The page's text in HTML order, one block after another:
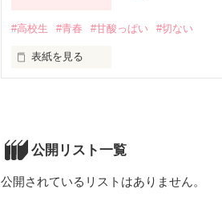
#高校生 #青春 #甘酸っぱい #切ない
表紙を見る
いつもいつも、側に居るのに。
__触れてくれないのは、どうして？
公開リスト一覧
公開されているリストはありません。